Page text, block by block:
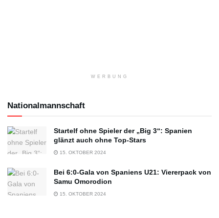
WERBUNG
Nationalmannschaft
Startelf ohne Spieler der „Big 3“: Spanien
glänzt auch ohne Top-Stars
15. OKTOBER 2024
Bei 6:0-Gala von Spaniens U21: Viererpack von
Samu Omorodion
15. OKTOBER 2024